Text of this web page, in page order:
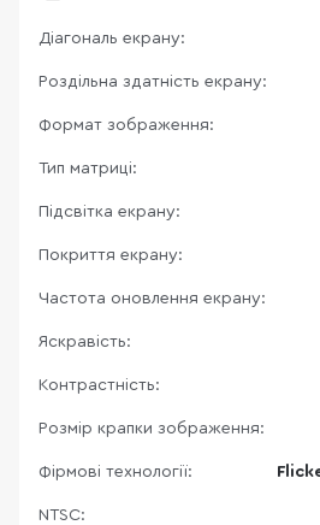
Діагональ екрану:
Роздільна здатність екрану:
Формат зображення:
Тип матриці:
Підсвітка екрану:
Покриття екрану:
Частота оновлення екрану:
Яскравість:
Контрастність:
Розмір крапки зображення:
Фірмові технології:
NTSC: